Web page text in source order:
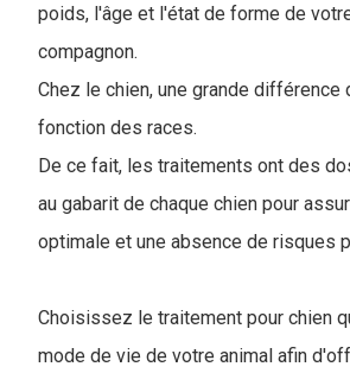
poids, l'âge et l'état de forme de
compagnon.
Chez le chien, une grande
fonction des races.
De ce fait, les traitements ont des
au gabarit de chaque chien pour
optimale et une absence de risques
Choisissez le traitement pour chien
mode de vie de votre animal afin